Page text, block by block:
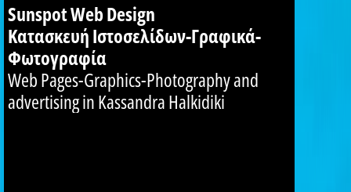
Sunspot Web Design
Κατασκευή Ιστοσελίδων-Γραφικά-
Φωτογραφία
Web Pages-Graphics-Photography and
advertising in Kassandra Halkidiki